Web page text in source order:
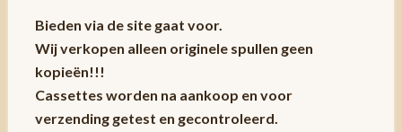
Bieden via de site gaat voor.
Wij verkopen alleen originele spullen geen
kopieën!!!
Cassettes worden na aankoop en voor
verzending getest en gecontroleerd.